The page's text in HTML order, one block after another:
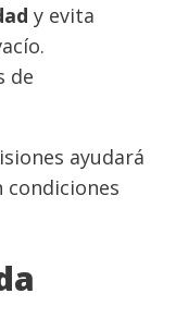
y evita
de
ayudará
condiciones